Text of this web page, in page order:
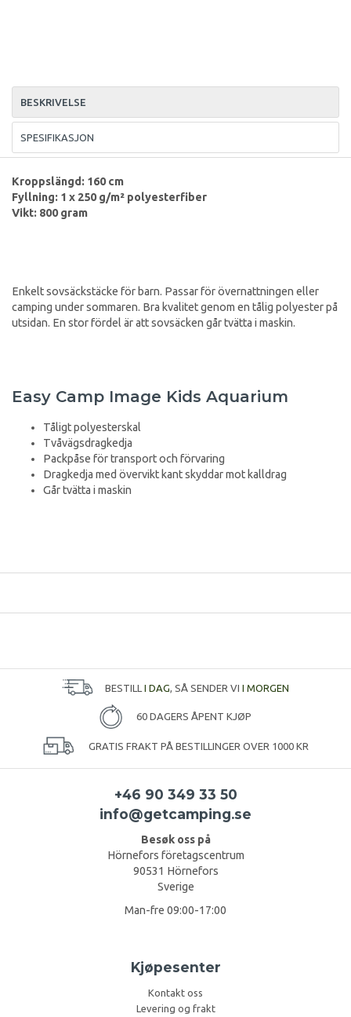
BESKRIVELSE
SPESIFIKASJON
Kroppslängd: 160 cm
Fyllning: 1 x 250 g/m² polyesterfiber
Vikt: 800 gram
Enkelt sovsäckstäcke för barn. Passar för övernattningen eller
camping under sommaren. Bra kvalitet genom en tålig polyester på
utsidan. En stor fördel är att sovsäcken går tvätta i maskin.
Easy Camp Image Kids Aquarium
Tåligt polyesterskal
Tvåvägsdragkedja
Packpåse för transport och förvaring
Dragkedja med övervikt kant skyddar mot kalldrag
Går tvätta i maskin
BESTILL I DAG , SÅ SENDER VI I MORGEN
60 DAGERS ÅPENT KJØP
GRATIS FRAKT PÅ BESTILLINGER OVER 1000 KR
+46 90 349 33 50
info@getcamping.se
Besøk oss på
Hörnefors företagscentrum
90531 Hörnefors
Sverige
Man-fre 09:00-17:00
Kjøpesenter
Kontakt oss
Levering og frakt